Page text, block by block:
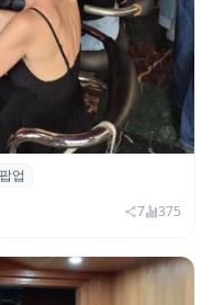
팝업 이어 ‘마담
업
7 375